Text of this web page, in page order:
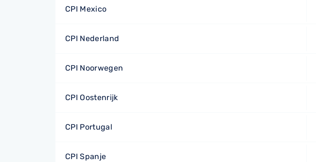
CPI Mexico
CPI Nederland
CPI Noorwegen
CPI Oostenrijk
CPI Portugal
CPI Spanje